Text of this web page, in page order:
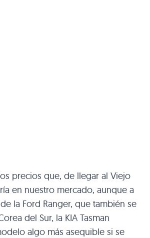
precios que, de llegar al Viejo
en nuestro mercado, aunque a
la Ford Ranger, que también se
del Sur, la KIA Tasman
algo más asequible si se